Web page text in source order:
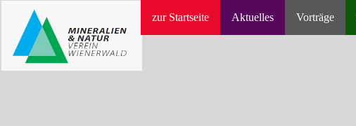
zur Startseite Aktuelles Vorträge